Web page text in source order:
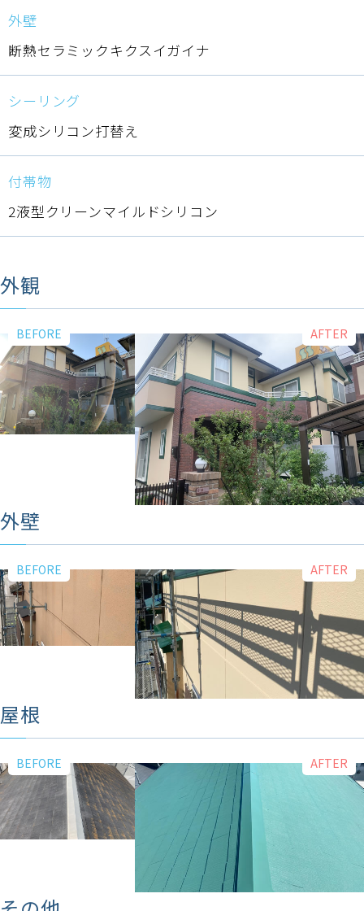
外壁
断熱セラミックキクスイガイナ
シーリング
変成シリコン打替え
付帯物
2液型クリーンマイルドシリコン
外観
外壁
屋根